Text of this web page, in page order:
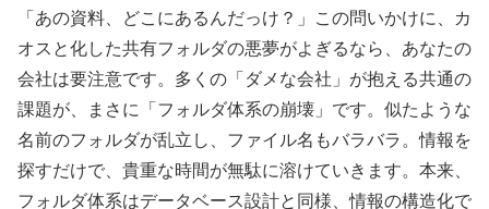
「あの資料、どこにあるんだっけ？」この問いかけに、カ
オスと化した共有フォルダの悪夢がよぎるなら、あなたの
会社は要注意です。多くの「ダメな会社」が抱える共通の
課題が、まさに「フォルダ体系の崩壊」です。似たような
名前のフォルダが乱立し、ファイル名もバラバラ。情報を
探すだけで、貴重な時間が無駄に溶けていきます。本来、
フォルダ体系はデータベース設計と同様、情報の構造化で